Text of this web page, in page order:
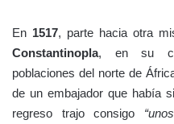
En 1517, parte hacia otra
Constantinopla, en su
poblaciones del norte de
de un embajador que había
regreso trajo consigo